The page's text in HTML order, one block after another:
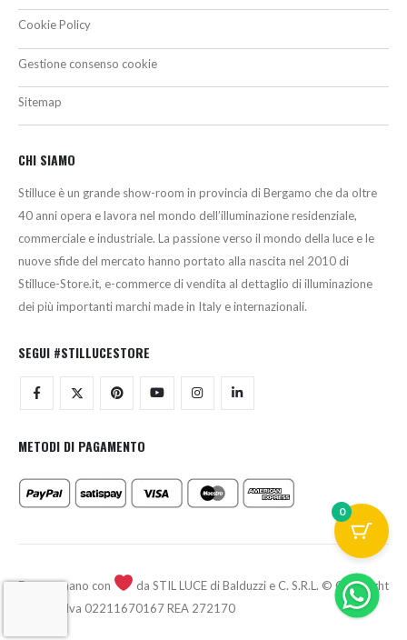
Cookie Policy
Gestione consenso cookie
Sitemap
CHI SIAMO
Stilluce è un grande show-room in provincia di Bergamo che da oltre
40 anni opera e lavora nel mondo dell’illuminazione residenziale,
commerciale e industriale. La passione verso il mondo della luce e le
nuove sfide del mercato hanno portato alla nascita nel 2010 di
Stilluce-Store.it, e-commerce di vendita al dettaglio di illuminazione
dei più importanti marchi made in Italy e internazionali.
SEGUI #STILLUCESTORE
METODI DI PAGAMENTO
Fatto a mano con
da STIL LUCE di Balduzzi e C. S.R.L. © Copyright
2026 - P.Iva 02211670167 REA 272170
0